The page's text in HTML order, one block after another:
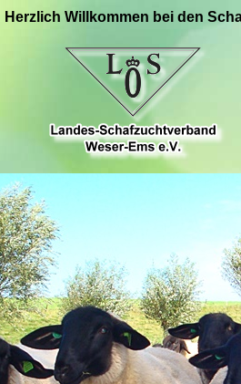
Herzlich Willkommen bei den